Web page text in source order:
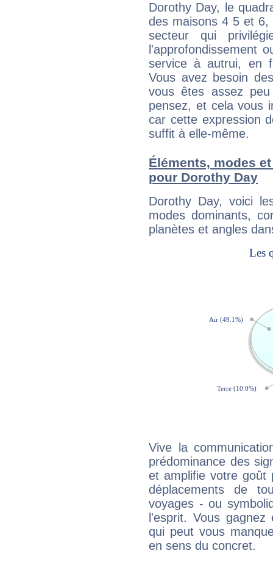
Dorothy Day, le
des maisons 4 5 et
secteur qui
l'approfondissement
service à autrui, en
Vous avez besoin
vous êtes assez
pensez, et cela vous
car cette expression
suffit à elle-même.
Éléments, modes
pour Dorothy Day
Dorothy Day, voici
modes dominants,
planètes et angles
Vive la
prédominance des
et amplifie votre goût
déplacements de
voyages - ou
l'esprit. Vous
qui peut vous
en sens du concret.